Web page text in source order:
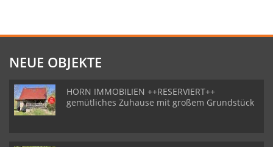
NEUE OBJEKTE
HORN IMMOBILIEN ++RESERVIERT++
gemütliches Zuhause mit großem Grundstück